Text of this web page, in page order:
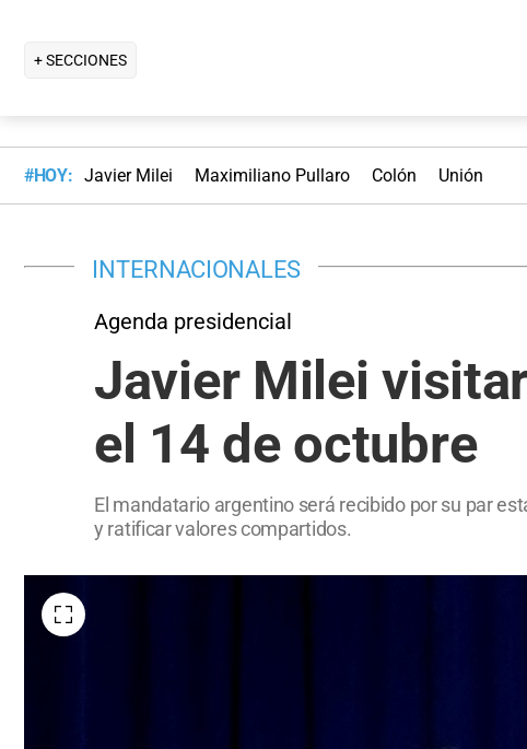
+ SECCIONES
#HOY: Javier Milei Maximiliano Pullaro Colón Unión
INTERNACIONALES
Agenda presidencial
Javier Milei
el 14 de octubre
El mandatario argentino será recibido por su par
y ratificar valores compartidos.